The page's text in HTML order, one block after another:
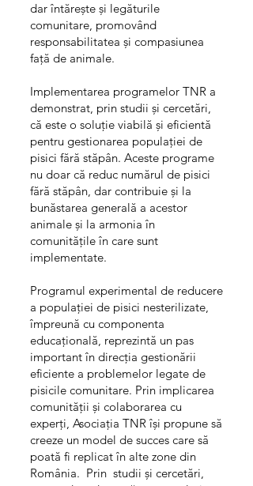
dar întărește și legăturile
comunitare, promovând
responsabilitatea și compasiunea
față de animale.
Implementarea programelor TNR a
demonstrat, prin studii și cercetări,
că este o soluție viabilă și eficientă
pentru gestionarea populației de
pisici fără stăpân. Aceste programe
nu doar că reduc numărul de pisici
fără stăpân, dar contribuie și la
bunăstarea generală a acestor
animale și la armonia în
comunitățile în care sunt
implementate.
Programul experimental de reducere
a populației de pisici nesterilizate,
împreună cu componenta
educațională, reprezintă un pas
important în direcția gestionării
eficiente a problemelor legate de
pisicile comunitare. Prin implicarea
comunității și colaborarea cu
experți, Asociația TNR își propune să
creeze un model de succes care să
poată fi replicat în alte zone din
România. Prin studii și cercetări,